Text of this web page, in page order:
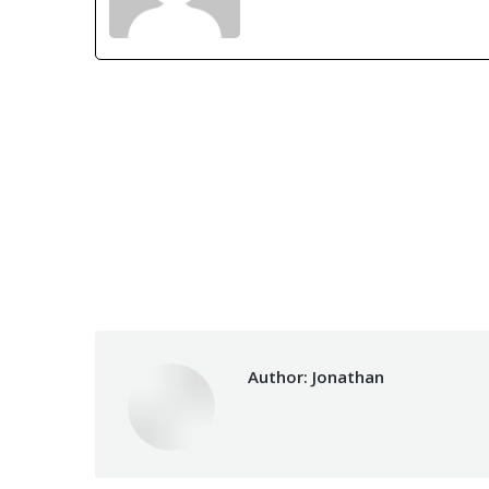
Author: Jonathan